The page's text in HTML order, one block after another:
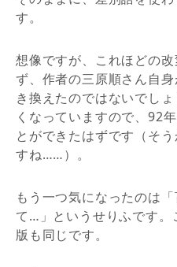
す。
想像ですが、これほどの
ず、作者の三原順さん自
き換えたのではないでし
くなっていますので、92
とができたはずです（そ
すね……）。
もう一つ気になったのは
て…」というせりふです。
版も同じです。